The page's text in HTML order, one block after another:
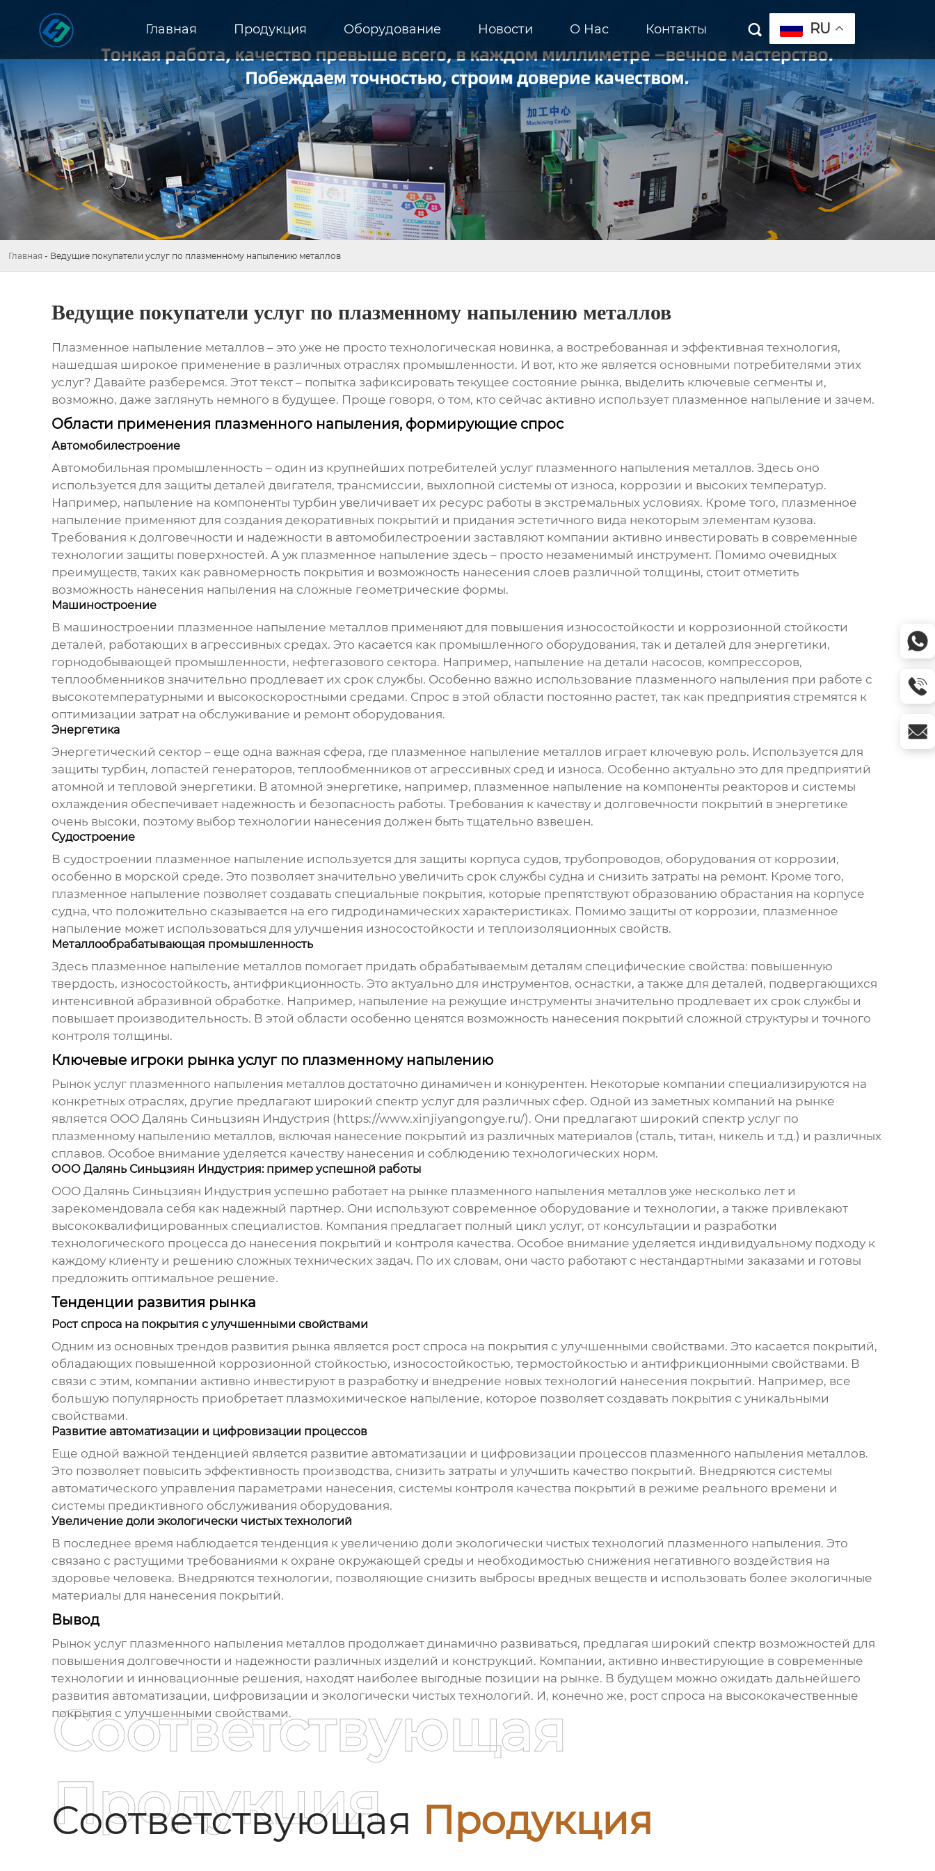
Главная Продукция Оборудование Новости О Hас Контакты  RU
Главная - Ведущие покупатели услуг по плазменному напылению металлов
Ведущие покупатели услуг по плазменному напылению металлов
Плазменное напыление металлов – это уже не просто технологическая новинка, а востребованная и эффективная технология,
нашедшая широкое применение в различных отраслях промышленности. И вот, кто же является основными потребителями этих
услуг? Давайте разберемся. Этот текст – попытка зафиксировать текущее состояние рынка, выделить ключевые сегменты и,
возможно, даже заглянуть немного в будущее. Проще говоря, о том, кто сейчас активно использует плазменное напыление и зачем.
Области применения плазменного напыления, формирующие спрос
Автомобилестроение
Автомобильная промышленность – один из крупнейших потребителей услуг плазменного напыления металлов. Здесь оно
используется для защиты деталей двигателя, трансмиссии, выхлопной системы от износа, коррозии и высоких температур.
Например, напыление на компоненты турбин увеличивает их ресурс работы в экстремальных условиях. Кроме того, плазменное
напыление применяют для создания декоративных покрытий и придания эстетичного вида некоторым элементам кузова.
Требования к долговечности и надежности в автомобилестроении заставляют компании активно инвестировать в современные
технологии защиты поверхностей. А уж плазменное напыление здесь – просто незаменимый инструмент. Помимо очевидных
преимуществ, таких как равномерность покрытия и возможность нанесения слоев различной толщины, стоит отметить
возможность нанесения напыления на сложные геометрические формы.
Машиностроение
В машиностроении плазменное напыление металловприменяют для повышения износостойкости и коррозионной стойкости
деталей, работающих в агрессивных средах. Это касается как промышленного оборудования, так и деталей для энергетики,
горнодобывающей промышленности, нефтегазового сектора. Например, напыление на детали насосов, компрессоров,
теплообменников значительно продлевает их срок службы. Особенно важно использование плазменного напыления при работе с
высокотемпературными и высокоскоростными средами. Спрос в этой области постоянно растет, так как предприятия стремятся к
оптимизации затрат на обслуживание и ремонт оборудования.
Энергетика
Энергетический сектор – еще одна важная сфера, где плазменное напыление металловиграет ключевую роль. Используется для
защиты турбин, лопастей генераторов, теплообменников от агрессивных сред и износа. Особенно актуально это для предприятий
атомной и тепловой энергетики. В атомной энергетике, например, плазменное напыление на компоненты реакторов и системы
охлаждения обеспечивает надежность и безопасность работы. Требования к качеству и долговечности покрытий в энергетике
очень высоки, поэтому выбор технологии нанесения должен быть тщательно взвешен.
Судостроение
В судостроении плазменное напыление используется для защиты корпуса судов, трубопроводов, оборудования от коррозии,
особенно в морской среде. Это позволяет значительно увеличить срок службы судна и снизить затраты на ремонт. Кроме того,
плазменное напыление позволяет создавать специальные покрытия, которые препятствуют образованию обрастания на корпусе
судна, что положительно сказывается на его гидродинамических характеристиках. Помимо защиты от коррозии, плазменное
напыление может использоваться для улучшения износостойкости и теплоизоляционных свойств.
Металлообрабатывающая промышленность
Здесь плазменное напыление металловпомогает придать обрабатываемым деталям специфические свойства: повышенную
твердость, износостойкость, антифрикционность. Это актуально для инструментов, оснастки, а также для деталей, подвергающихся
интенсивной абразивной обработке. Например, напыление на режущие инструменты значительно продлевает их срок службы и
повышает производительность. В этой области особенно ценятся возможность нанесения покрытий сложной структуры и точного
контроля толщины.
Ключевые игроки рынка услуг по плазменному напылению
Рынок услуг плазменного напыления металловдостаточно динамичен и конкурентен. Некоторые компании специализируются на
конкретных отраслях, другие предлагают широкий спектр услуг для различных сфер. Одной из заметных компаний на рынке
является ООО Далянь Синьцзиян Индустрия (https://www.xinjiyangongye.ru/). Они предлагают широкий спектр услуг по
плазменному напылению металлов, включая нанесение покрытий из различных материалов (сталь, титан, никель и т.д.) и различных
сплавов. Особое внимание уделяется качеству нанесения и соблюдению технологических норм.
ООО Далянь Синьцзиян Индустрия: пример успешной работы
ООО Далянь Синьцзиян Индустрия успешно работает на рынке плазменного напыления металловуже несколько лет и
зарекомендовала себя как надежный партнер. Они используют современное оборудование и технологии, а также привлекают
высококвалифицированных специалистов. Компания предлагает полный цикл услуг, от консультации и разработки
технологического процесса до нанесения покрытий и контроля качества. Особое внимание уделяется индивидуальному подходу к
каждому клиенту и решению сложных технических задач. По их словам, они часто работают с нестандартными заказами и готовы
предложить оптимальное решение.
Тенденции развития рынка
Рост спроса на покрытия с улучшенными свойствами
Одним из основных трендов развития рынка является рост спроса на покрытия с улучшенными свойствами. Это касается покрытий,
обладающих повышенной коррозионной стойкостью, износостойкостью, термостойкостью и антифрикционными свойствами. В
связи с этим, компании активно инвестируют в разработку и внедрение новых технологий нанесения покрытий. Например, все
большую популярность приобретает плазмохимическое напыление, которое позволяет создавать покрытия с уникальными
свойствами.
Развитие автоматизации и цифровизации процессов
Еще одной важной тенденцией является развитие автоматизации и цифровизации процессов плазменного напыления металлов.
Это позволяет повысить эффективность производства, снизить затраты и улучшить качество покрытий. Внедряются системы
автоматического управления параметрами нанесения, системы контроля качества покрытий в режиме реального времени и
системы предиктивного обслуживания оборудования.
Увеличение доли экологически чистых технологий
В последнее время наблюдается тенденция к увеличению доли экологически чистых технологий плазменного напыления. Это
связано с растущими требованиями к охране окружающей среды и необходимостью снижения негативного воздействия на
здоровье человека. Внедряются технологии, позволяющие снизить выбросы вредных веществ и использовать более экологичные
материалы для нанесения покрытий.
Вывод
Рынок услуг плазменного напыления металловпродолжает динамично развиваться, предлагая широкий спектр возможностей для
повышения долговечности и надежности различных изделий и конструкций. Компании, активно инвестирующие в современные
технологии и инновационные решения, находят наиболее выгодные позиции на рынке. В будущем можно ожидать дальнейшего
развития автоматизации, цифровизации и экологически чистых технологий. И, конечно же, рост спроса на высококачественные
покрытия с улучшенными свойствами.
Соответствующая Продукция
Соответствующая
Продукция